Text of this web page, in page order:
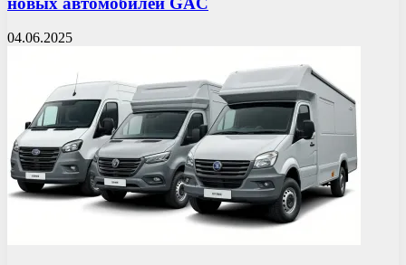
04.06.2025